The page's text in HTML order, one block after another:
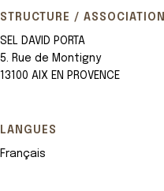
STRUCTURE / ASSOCIATION
SEL DAVID PORTA
5. Rue de Montigny
13100 AIX EN PROVENCE
LANGUES
Français